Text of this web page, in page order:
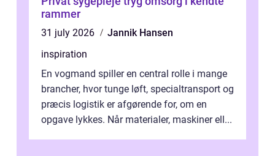
rammer
31 july 2026
Jannik Hansen
inspiration
En vogmand spiller en central rolle i mange
brancher, hvor tunge løft, specialtransport og
præcis logistik er afgørende for, om en
opgave lykkes. Når materialer, maskiner ell...